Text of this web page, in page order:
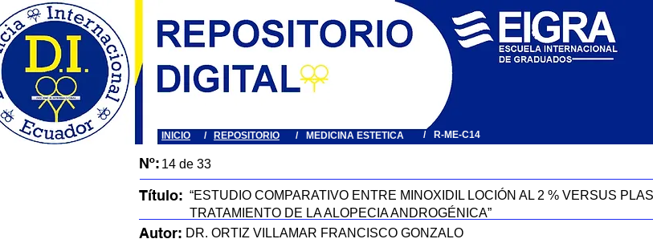
/ REPOSITORIO MEDICINA ESTETICA R-ME-C14
INICIO / /
Nº: 14 de 33
Título: “ESTUDIO COMPARATIVO ENTRE MINOXIDIL LOCIÓN AL 2 % VERSUS
TRATAMIENTO DE LA ALOPECIA ANDROGÉNICA”
Autor: DR. ORTIZ VILLAMAR FRANCISCO GONZALO